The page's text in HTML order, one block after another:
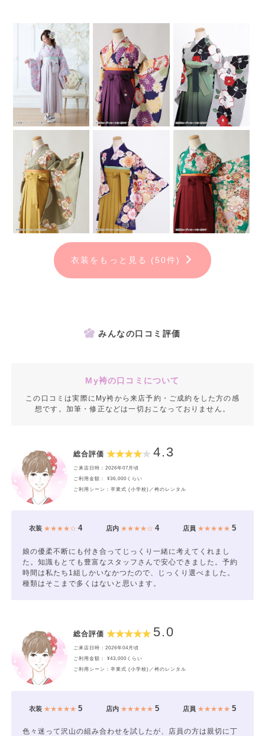
衣装をもっと見る (50件)
みんなの口コミ評価
My袴の口コミについて
この口コミは実際にMy袴から来店予約・ご成約をした方の感
想です。加筆・修正などは一切おこなっておりません。
総合評価 4.3
ご来店日時：2026年07月頃
ご利用金額： ¥36,000くらい
ご利用シーン：卒業式 (小学校)／袴のレンタル
衣装★★★★☆ 4 店内★★★★☆ 4 店員 ★★★★★5
娘の優柔不断にも付き合ってじっくり一緒に考えてくれまし
た。知識もとても豊富なスタッフさんで安心できました。予約
時間は私たち1組しかいなかつたので、じっくり選べました。
種類はそこまで多くはないと思います。
総合評価 5.0
ご来店日時：2026年04月頃
ご利用金額： ¥43,000くらい
ご利用シーン：卒業式 (小学校)／袴のレンタル
衣装★★★★★ 5 店内★★★★★ 5 店員 ★★★★★5
色々迷って沢山の組み合わせを試したが、店員の方は親切に丁